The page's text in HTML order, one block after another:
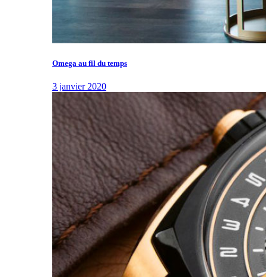
Omega au fil du temps
3 janvier 2020